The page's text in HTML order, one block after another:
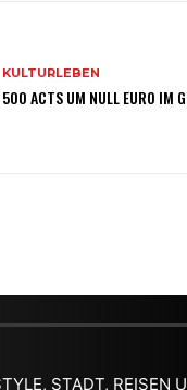
KULTURLEBEN
500 ACTS UM NULL EURO IM
STADT, REISEN